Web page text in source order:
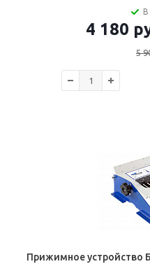
В
4 180
5
Прижимное устройство